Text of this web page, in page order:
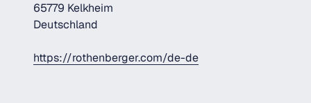
65779 Kelkheim
Deutschland
https://rothenberger.com/de-de